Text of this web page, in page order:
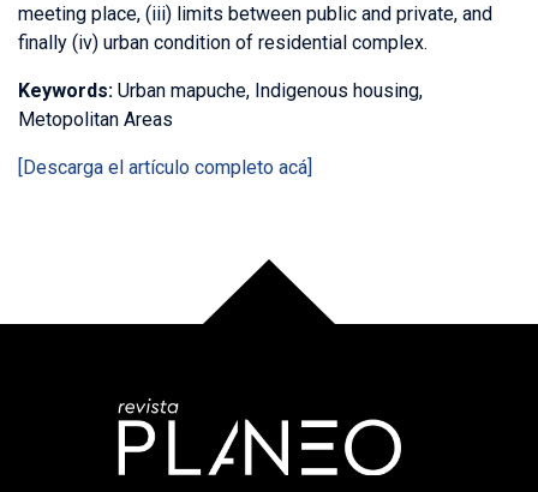
meeting place, (iii) limits between public and private, and
finally (iv) urban condition of residential complex.
Keywords: Urban mapuche, Indigenous housing,
Metopolitan Areas
[Descarga el artículo completo acá]